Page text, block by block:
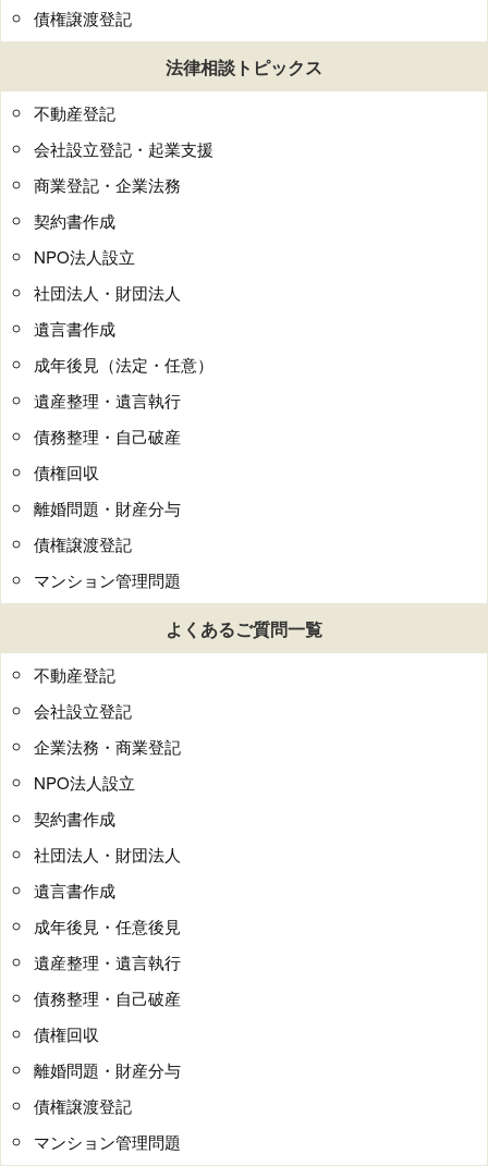
債権譲渡登記
法律相談トピックス
不動産登記
会社設立登記・起業支援
商業登記・企業法務
契約書作成
NPO法人設立
社団法人・財団法人
遺言書作成
成年後見（法定・任意）
遺産整理・遺言執行
債務整理・自己破産
債権回収
離婚問題・財産分与
債権譲渡登記
マンション管理問題
よくあるご質問一覧
不動産登記
会社設立登記
企業法務・商業登記
NPO法人設立
契約書作成
社団法人・財団法人
遺言書作成
成年後見・任意後見
遺産整理・遺言執行
債務整理・自己破産
債権回収
離婚問題・財産分与
債権譲渡登記
マンション管理問題